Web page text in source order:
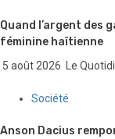
Quand l’argent des
féminine haïtienne
5 août 2026 Le
Société
Anson Dacius